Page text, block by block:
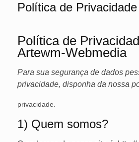
Política de Privacidade
Política de
Artewm-Webmedia
Para sua segurança de dados
privacidade, disponha da nossa
privacidade.
1) Quem somos?